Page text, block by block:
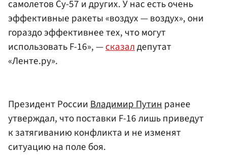
самолетов Су-57 и других. У нас есть очень
эффективные ракеты «воздух — воздух», они
гораздо эффективнее тех, что могут
использовать F-16», —сказалдепутат
«Ленте.ру».
Президент РоссииВладимир Путинранее
утверждал, что поставки F-16 лишь приведут
к затягиванию конфликта и не изменят
ситуацию на поле боя.